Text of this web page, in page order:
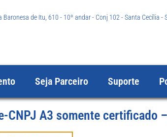
Baronesa de Itu, 610 - 10º andar - Conj 102 - Santa Cecília -
Seja Parceiro Suporte
CNPJ A3 somente certificado